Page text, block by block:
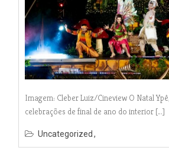
Imagem: Cleber Luiz/Cineview O Natal
celebrações de final de ano do interior […]
Uncategorized